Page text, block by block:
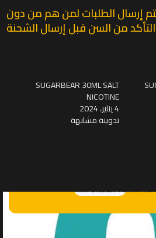
Are you
You must be 18 years of age or
I AM 18
I AM UNDER 18
إرسال الطلبات لمن هم من دون
SUGARBEAR 30ML SALT
NICOTINE
4 يناير، 2024
تدوينة مشابهة